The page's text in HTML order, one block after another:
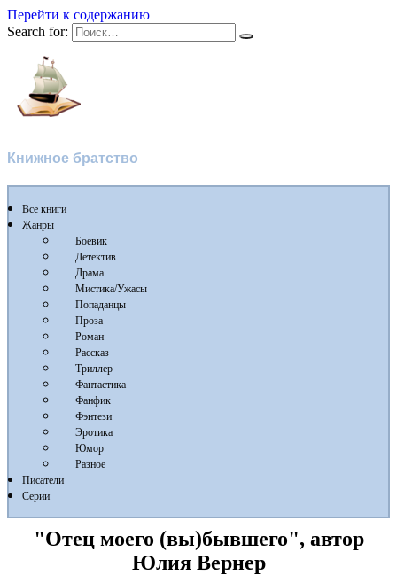
Перейти к содержанию
Search for:
Книжное братство
Все книги
Жанры
Боевик
Детектив
Драма
Мистика/Ужасы
Попаданцы
Проза
Роман
Рассказ
Триллер
Фантастика
Фанфик
Фэнтези
Эротика
Юмор
Разное
Писатели
Серии
"Отец моего (вы)бывшего", автор
Юлия Вернер